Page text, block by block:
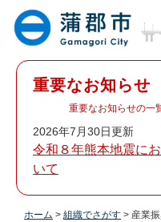
重要なお知らせ
2026年7月30日更新
令和８年熊本地震に
いて
重要なお知らせの一
ホーム > 組織でさがす > 産業